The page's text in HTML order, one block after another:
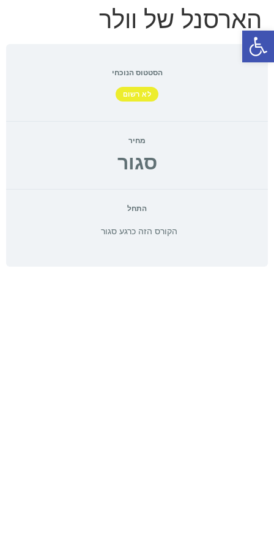
פתח סרגל נגישות
הארסנל של וולר
הסטטוס הנוכחי
לא רשום
מחיר
סגור
התחל
הקורס הזה כרגע סגור